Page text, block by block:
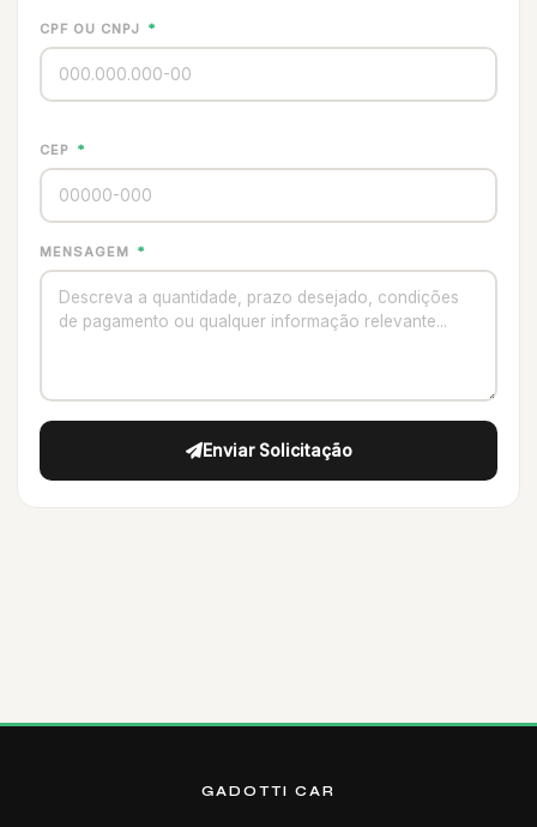
CPF OU CNPJ *
CEP *
MENSAGEM *
Enviar Solicitação
GADOTTI CAR